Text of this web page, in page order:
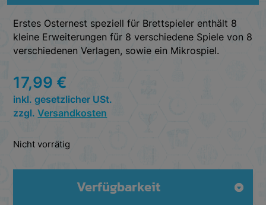
Erstes Osternest speziell für Brettspieler enthält 8
kleine Erweiterungen für 8 verschiedene Spiele von 8
verschiedenen Verlagen, sowie ein Mikrospiel.
17,99 €
inkl. gesetzlicher USt.
zzgl.Versandkosten
Nicht vorrätig
Verfügbarkeit